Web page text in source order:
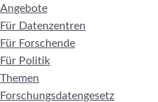
Angebote
Für Datenzentren
Für Forschende
Für Politik
Themen
Forschungsdatengesetz